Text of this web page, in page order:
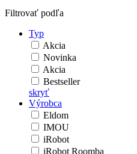
Filtrovať podľa
Typ
Akcia
Novinka
Akcia
Bestseller
skryť
Výrobca
Eldom
IMOU
iRobot
iRobot Roomba